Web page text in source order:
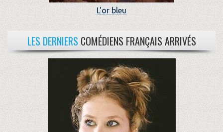
L'or bleu
LES DERNIERS COMÉDIENS FRANÇAIS ARRIVÉS